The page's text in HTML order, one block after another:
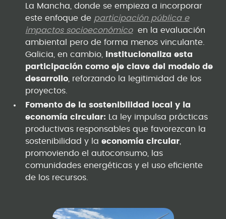
La Mancha, donde se empieza a incorporar
este enfoque de participación pública e
impactos socioeconómicoen la evaluación
ambiental pero de forma menos vinculante.
Galicia, en cambio, institucionaliza esta
participación como eje clave del modelo de
desarrollo , reforzando la legitimidad de los
proyectos.
Fomento de la sostenibilidad local y la
economía circular: La ley impulsa prácticas
productivas responsables que favorezcan la
sostenibilidad y laeconomía circular
promoviendo el autoconsumo, las
comunidades energéticas y el uso eficiente
de los recursos.